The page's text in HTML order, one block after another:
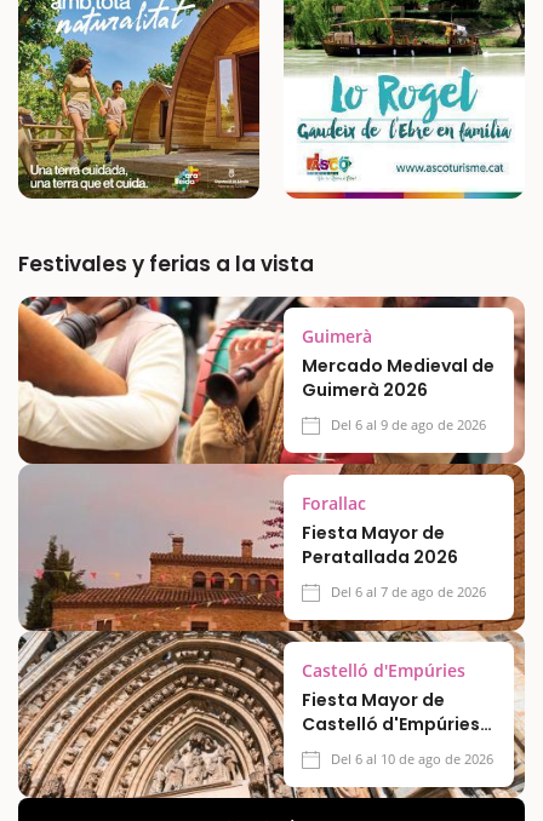
Festivales y ferias a la vista
Guimerà
Mercado Medieval de
Guimerà 2026
Del 6 al 9 de ago de 2026
Forallac
Fiesta Mayor de
Peratallada 2026
Del 6 al 7 de ago de 2026
Castelló d'Empúries
Fiesta Mayor de
Castelló d'Empúries
2026Del 6 al 10 de ago de 2026